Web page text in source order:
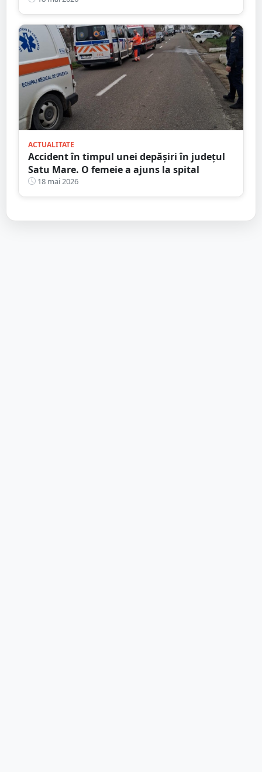
Mare
ACTUALITATE
Accident în timpul unei depășiri în județul
Satu Mare. O femeie a ajuns la spital
18 mai 2026